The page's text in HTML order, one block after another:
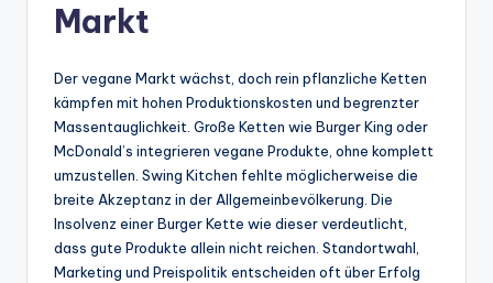
Markt
Der vegane Markt wächst, doch rein pflanzliche Ketten
kämpfen mit hohen Produktionskosten und begrenzter
Massentauglichkeit. Große Ketten wie Burger King oder
McDonald’s integrieren vegane Produkte, ohne komplett
umzustellen. Swing Kitchen fehlte möglicherweise die
breite Akzeptanz in der Allgemeinbevölkerung. Die
Insolvenz einer Burger Kette wie dieser verdeutlicht,
dass gute Produkte allein nicht reichen. Standortwahl,
Marketing und Preispolitik entscheiden oft über Erfolg